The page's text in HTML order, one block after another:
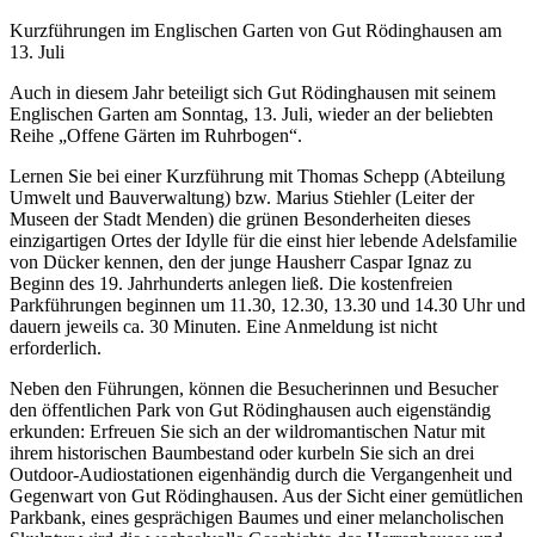
Kurzführungen im Englischen Garten von Gut Rödinghausen am
13. Juli
Auch in diesem Jahr beteiligt sich Gut Rödinghausen mit seinem
Englischen Garten am Sonntag, 13. Juli, wieder an der beliebten
Reihe „Offene Gärten im Ruhrbogen“.
Lernen Sie bei einer Kurzführung mit Thomas Schepp (Abteilung
Umwelt und Bauverwaltung) bzw. Marius Stiehler (Leiter der
Museen der Stadt Menden) die grünen Besonderheiten dieses
einzigartigen Ortes der Idylle für die einst hier lebende Adelsfamilie
von Dücker kennen, den der junge Hausherr Caspar Ignaz zu
Beginn des 19. Jahrhunderts anlegen ließ. Die kostenfreien
Parkführungen beginnen um 11.30, 12.30, 13.30 und 14.30 Uhr und
dauern jeweils ca. 30 Minuten. Eine Anmeldung ist nicht
erforderlich.
Neben den Führungen, können die Besucherinnen und Besucher
den öffentlichen Park von Gut Rödinghausen auch eigenständig
erkunden: Erfreuen Sie sich an der wildromantischen Natur mit
ihrem historischen Baumbestand oder kurbeln Sie sich an drei
Outdoor-Audiostationen eigenhändig durch die Vergangenheit und
Gegenwart von Gut Rödinghausen. Aus der Sicht einer gemütlichen
Parkbank, eines gesprächigen Baumes und einer melancholischen